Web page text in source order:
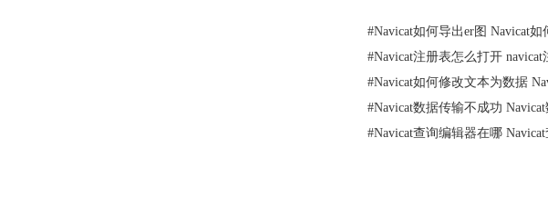
#Navicat如何导出er图 Navicat
#Navicat注册表怎么打开
#Navicat如何修改文本为数据
#Navicat数据传输不成功
#Navicat查询编辑器在哪